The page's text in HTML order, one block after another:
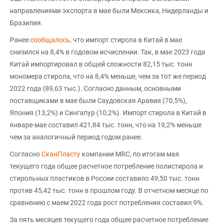
направлениями экспорта в мае были Мексика, Нидерланды и
Бразилия.
Ранеесообщалось, что импорт стирола в Китай в мае
снизился на 8,4% в годовом исчислении. Так, в мае 2023 года
Китай импортировал в общей сложности 82,15 тыс. тонн
мономера стирола, что на 8,4% меньше, чем за тот же период
2022 года (89,63 тыс.). Согласно данным, основными
поставщиками в мае были Саудовская Аравия (70,5%),
Япония (13,2%) и Сингапур (10,2%). Импорт стирола в Китай в
январе-мае составил 421,84 тыс. тонн, что на 19,2% меньше
чем за аналогичный период годом ранее.
СогласноСканПласту компании MRC, по итогам мая
текущего года общее расчетное потребление полистирола и
стирольных пластиков в России составило 49,50 тыс. тонн
против 45,42 тыс. тонн в прошлом году. В отчетном месяце по
сравнению с маем 2022 года рост потребления составил 9%.
За пять месяцев текущего года общее расчетное потребление